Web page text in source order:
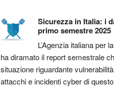
Sicurezza in Italia: i
primo semestre 2025
L’Agenzia italiana per
ha diramato il report semestrale
situazione riguardante
attacchi e incidenti cyber di